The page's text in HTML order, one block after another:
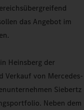
das Angebot im
Heinsberg der
Verkauf von Mercedes-
Siebertz
Neben dem